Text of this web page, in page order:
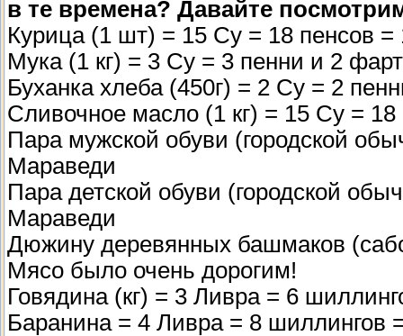
в те времена? Давайте
Курица (1 шт) = 15 Су = 18 пенсов
Мука (1 кг) = 3 Су = 3 пенни и 2
Буханка хлеба (450г) = 2 Су = 2
Сливочное масло (1 кг) = 15 Су =
Пара мужской обуви (городской
Мараведи
Пара детской обуви (городской
Мараведи
Дюжину деревянных башмаков
Мясо было очень дорогим!
Говядина (кг) = 3 Ливра = 6
Баранина = 4 Ливра = 8 шиллингов